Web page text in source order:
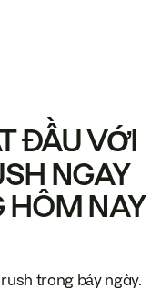
ĐẦU VỚI
NGAY
HÔM NAY
trong bảy ngày.